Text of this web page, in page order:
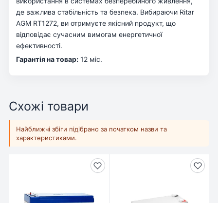
де важлива стабільність та безпека. Вибираючи Ritar
AGM RT1272, ви отримуєте якісний продукт, що
відповідає сучасним вимогам енергетичної
ефективності.
Гарантія на товар: 12 міс.
Схожі товари
Найближчі збіги підібрано за початком назви та
характеристиками.